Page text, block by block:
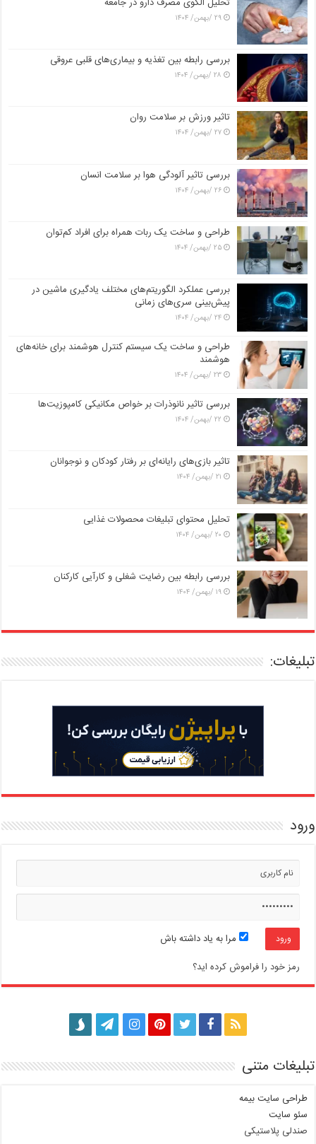
۲۹ /بهمن/ ۱۴۰۴
بررسی رابطه بین تغذیه و بیماری‌های قلبی عروقی
۲۸ /بهمن/ ۱۴۰۴
تاثیر ورزش بر سلامت روان
۲۷ /بهمن/ ۱۴۰۴
بررسی تاثیر آلودگی هوا بر سلامت انسان
۲۶ /بهمن/ ۱۴۰۴
طراحی و ساخت یک ربات همراه برای افراد کم‌توان
۲۵ /بهمن/ ۱۴۰۴
بررسی عملکرد الگوریتم‌های مختلف یادگیری ماشین در
پیش‌بینی سری‌های زمانی
۲۴ /بهمن/ ۱۴۰۴
طراحی و ساخت یک سیستم کنترل هوشمند برای خانه‌های
هوشمند
۲۳ /بهمن/ ۱۴۰۴
بررسی تاثیر نانوذرات بر خواص مکانیکی کامپوزیت‌ها
۲۲ /بهمن/ ۱۴۰۴
تاثیر بازی‌های رایانه‌ای بر رفتار کودکان و نوجوانان
۲۱ /بهمن/ ۱۴۰۴
تحلیل محتوای تبلیغات محصولات غذایی
۲۰ /بهمن/ ۱۴۰۴
بررسی رابطه بین رضایت شغلی و کارآیی کارکنان
۱۹ /بهمن/ ۱۴۰۴
تبلیغات:
ورود
مرا به یاد داشته باش
رمز خود را فراموش کرده اید؟
تبلیغات متنی
طراحی سایت بیمه
سئو سایت
صندلی پلاستیکی